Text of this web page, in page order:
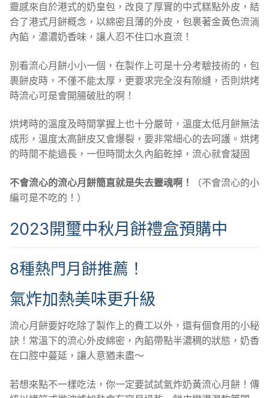
靈感來自於港式的奶皇包，改良了厚實的中式糕點外皮，結
合了港式月餅概念，以綿密且薄的外皮，包裹著金黃色流淌
內餡，濃濃奶香味，讓人忍不住口水直流！
別看流心月餅小小一個，在製作上可是十分考驗技術的，包
裹餅皮時，不僅不能太厚，更要求完全沒有隙縫，否則烘烤
時流心可是會開腸破肚的啊！
烘烤時的溫度及時間掌握上也十分嚴苛，溫度太低月餅無法
成形，溫度太高餅皮又會爆裂，要非常細心的去呵護。烘烤
的時間不能過長，一但時間太久內餡乾掉，流心就會凝固
不會流心的流心月餅簡直就是失去靈魂啊！
（不會流心的小
編可是不吃的！）
2023開璽中秋月餅禮盒預購中
8種熱門月餅推薦！
氣炸加熱美味更升級
流心月餅要好吃除了製作上的費工以外，還有個食用的小秘
訣！常溫下的流心外皮綿密，內餡帶點半濃稠的狀態，奶香
在口腔中蔓延，讓人意猶未盡～
若想來點不一樣吃法，你一定要試試氣炸奶黃流心月餅！傳